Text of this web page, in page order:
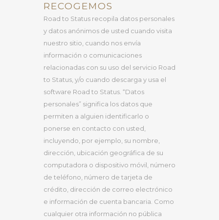
RECOGEMOS
Road to Status recopila datos personales
y datos anónimos de usted cuando visita
nuestro sitio, cuando nos envía
información o comunicaciones
relacionadas con su uso del servicio Road
to Status, y/o cuando descarga y usa el
software Road to Status. “Datos
personales” significa los datos que
permiten a alguien identificarlo o
ponerse en contacto con usted,
incluyendo, por ejemplo, su nombre,
dirección, ubicación geográfica de su
computadora o dispositivo móvil, número
de teléfono, número de tarjeta de
crédito, dirección de correo electrónico
e información de cuenta bancaria. Como
cualquier otra información no pública